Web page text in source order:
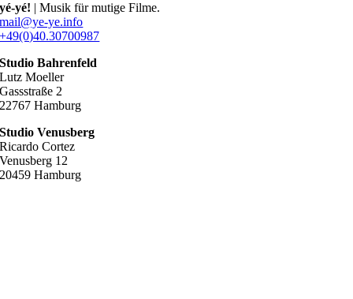
yé-yé! | Musik für mutige Filme.
mail@ye-ye.info
+49(0)40.30700987
Studio Bahrenfeld
Lutz Moeller
Gassstraße 2
22767 Hamburg
Studio Venusberg
Ricardo Cortez
Venusberg 12
20459 Hamburg